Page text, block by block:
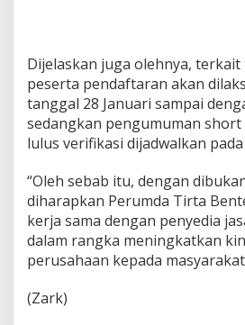
Dijelaskan juga olehnya,
peserta pendaftaran akan
tanggal 28 Januari sampai
sedangkan pengumuman
lulus verifikasi dijadwalkan
“Oleh sebab itu, dengan
diharapkan Perumda Tirta
kerja sama dengan penyedia
dalam rangka meningkatkan
perusahaan kepada
(Zark)